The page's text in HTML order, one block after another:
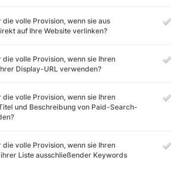
die volle Provision, wenn sie aus
auf Ihre Website verlinken?
die volle Provision, wenn sie Ihren
Display-URL verwenden?
die volle Provision, wenn sie Ihren
und Beschreibung von Paid-Search-
die volle Provision, wenn sie Ihren
Liste ausschließender Keywords